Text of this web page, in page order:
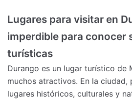
Lugares para visitar en
imperdible para conocer
turísticas
Durango es un lugar turístico de
muchos atractivos. En la ciudad,
lugares históricos, culturales y